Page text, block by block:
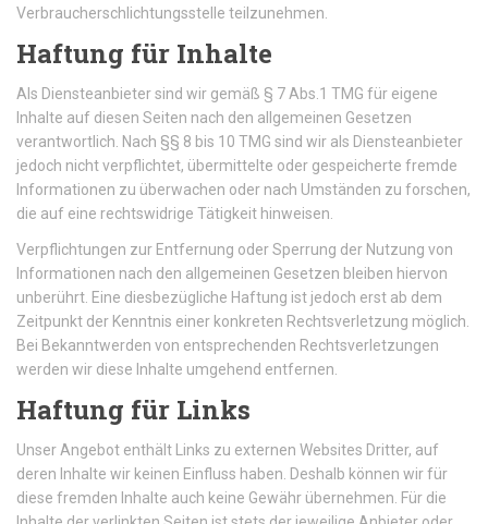
Verbraucherschlichtungsstelle teilzunehmen.
Haftung für Inhalte
Als Diensteanbieter sind wir gemäß § 7 Abs.1 TMG für eigene
Inhalte auf diesen Seiten nach den allgemeinen Gesetzen
verantwortlich. Nach §§ 8 bis 10 TMG sind wir als Diensteanbieter
jedoch nicht verpflichtet, übermittelte oder gespeicherte fremde
Informationen zu überwachen oder nach Umständen zu forschen,
die auf eine rechtswidrige Tätigkeit hinweisen.
Verpflichtungen zur Entfernung oder Sperrung der Nutzung von
Informationen nach den allgemeinen Gesetzen bleiben hiervon
unberührt. Eine diesbezügliche Haftung ist jedoch erst ab dem
Zeitpunkt der Kenntnis einer konkreten Rechtsverletzung möglich.
Bei Bekanntwerden von entsprechenden Rechtsverletzungen
werden wir diese Inhalte umgehend entfernen.
Haftung für Links
Unser Angebot enthält Links zu externen Websites Dritter, auf
deren Inhalte wir keinen Einfluss haben. Deshalb können wir für
diese fremden Inhalte auch keine Gewähr übernehmen. Für die